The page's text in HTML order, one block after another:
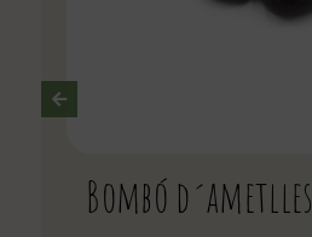
Bombó d´ametlles